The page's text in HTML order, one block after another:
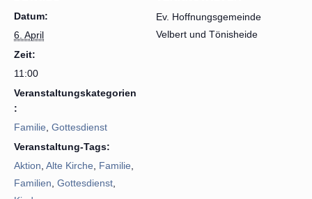
Datum:
6. April
Zeit:
11:00
Veranstaltungskategorien
:
Familie Gottesdienst
Veranstaltung-Tags:
Aktion Alte Kirche Familie
Familien Gottesdienst
Ev. Hoffnungsgemeinde
Velbert und Tönisheide